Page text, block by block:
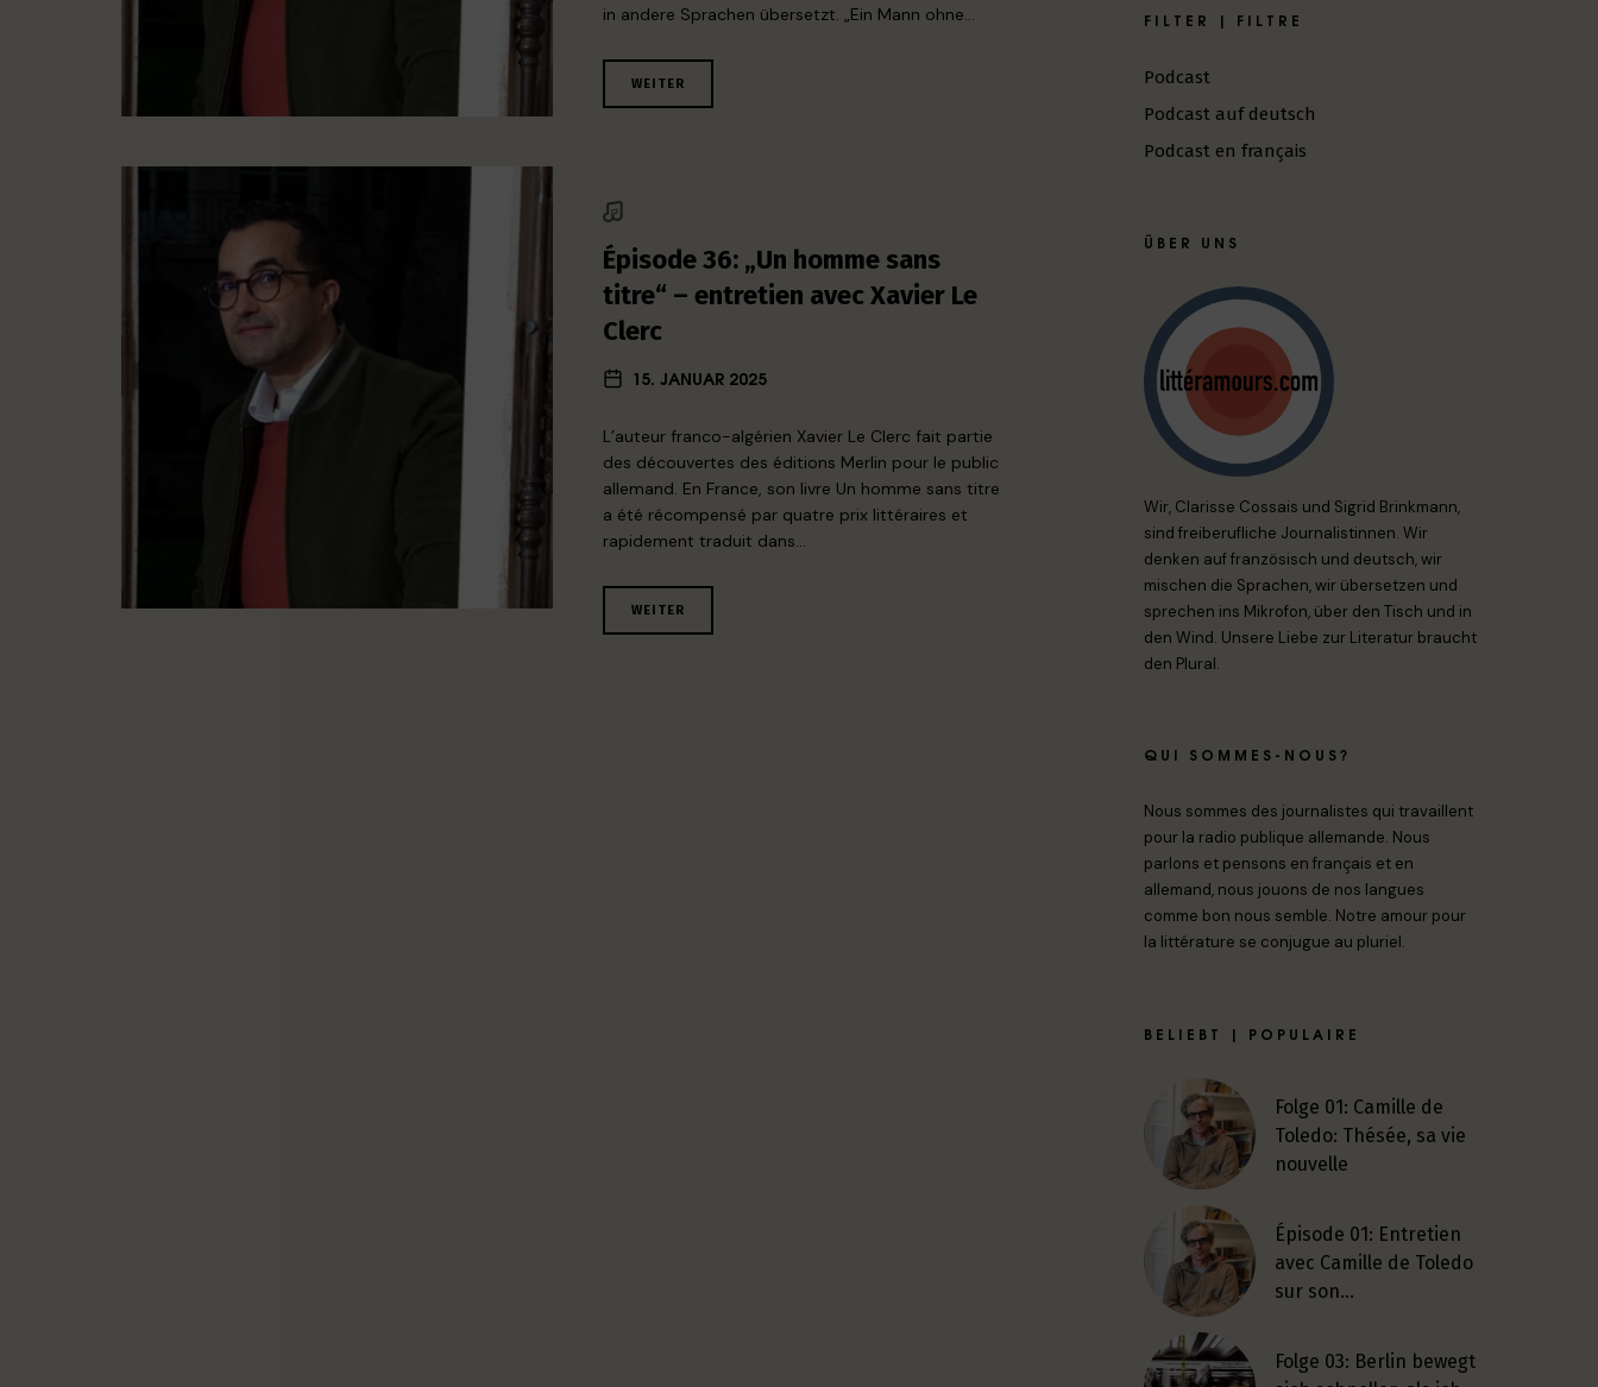
in andere Sprachen übersetzt. „Ein Mann ohne…
WEITER
Épisode 36: „Un homme sans
titre“ – entretien avec Xavier Le
Clerc
15. JANUAR 2025
L’auteur franco-algérien Xavier Le Clerc fait partie
des découvertes des éditions Merlin pour le public
allemand. En France, son livre Un homme sans titre
a été récompensé par quatre prix littéraires et
rapidement traduit dans…
WEITER
FILTER | FILTRE
Podcast
Podcast auf deutsch
Podcast en français
ÜBER UNS
Wir, Clarisse Cossais und Sigrid Brinkmann,
sind freiberufliche Journalistinnen. Wir
denken auf französisch und deutsch, wir
mischen die Sprachen, wir übersetzen und
sprechen ins Mikrofon, über den Tisch und in
den Wind. Unsere Liebe zur Literatur braucht
den Plural.
QUI SOMMES-NOUS?
Nous sommes des journalistes qui travaillent
pour la radio publique allemande. Nous
parlons et pensons en français et en
allemand, nous jouons de nos langues
comme bon nous semble. Notre amour pour
la littérature se conjugue au pluriel.
BELIEBT | POPULAIRE
Folge 01: Camille de
Toledo: Thésée, sa vie
nouvelle
Épisode 01: Entretien
avec Camille de Toledo
sur son…
Folge 03: Berlin bewegt